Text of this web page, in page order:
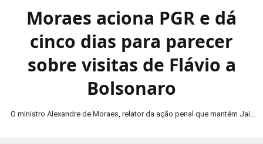
Moraes aciona PGR e dá
cinco dias para parecer
sobre visitas de Flávio a
Bolsonaro
O ministro Alexandre de Moraes, relator da ação penal que mantém Jair